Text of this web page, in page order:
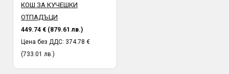
КОШ ЗА КУЧЕШКИ
ОТПАДЪЦИ
449.74 € (879.61 лв.)
Цена без ДДС: 374.78 €
(733.01 лв.)